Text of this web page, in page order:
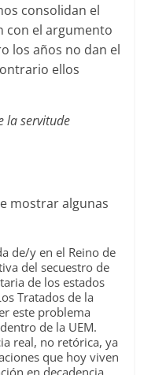
consolidan el
con el argumento
los años no dan el
ellos
la servitude
mostrar algunas
de/y en el Reino de
del secuestro de
de los estados
Tratados de la
este problema
de la UEM.
real, no retórica, ya
que hoy viven
en decadencia,